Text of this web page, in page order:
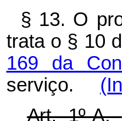
§ 13. O
trata o § 10
169 da
serviço.
Art. 1º-A.